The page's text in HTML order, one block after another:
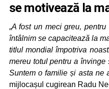
se motivează la
„A fost un meci greu,
întâlnim se capacitează la
titlul mondial împotriva
mereu totul pentru a
Suntem o familie și asta ne
mijlocașul cugirean Radu